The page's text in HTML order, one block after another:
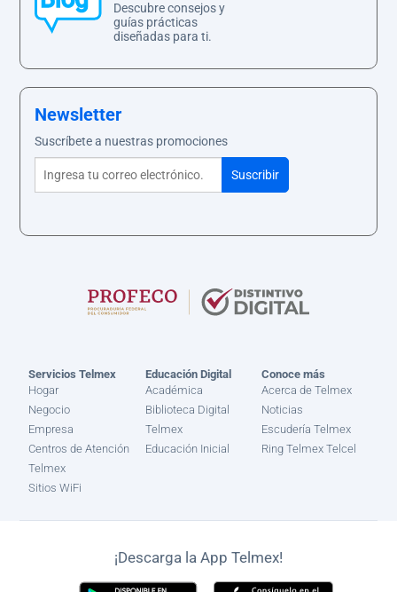
Descubre consejos y
guías prácticas
diseñadas para ti.
Newsletter
Suscríbete a nuestras promociones
Servicios Telmex
Hogar
Negocio
Empresa
Centros de Atención
Telmex
Sitios WiFi
Educación Digital
Académica
Biblioteca Digital
Telmex
Educación Inicial
Conoce más
Acerca de Telmex
Noticias
Escudería Telmex
Ring Telmex Telcel
¡Descarga la App Telmex!